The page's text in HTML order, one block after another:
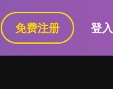
免费注册 登入